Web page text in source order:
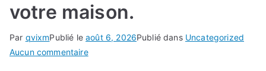
votre maison.
Par qvixmPublié leaoût 6, 2026Publié dans Uncategorized
Aucun commentairesur